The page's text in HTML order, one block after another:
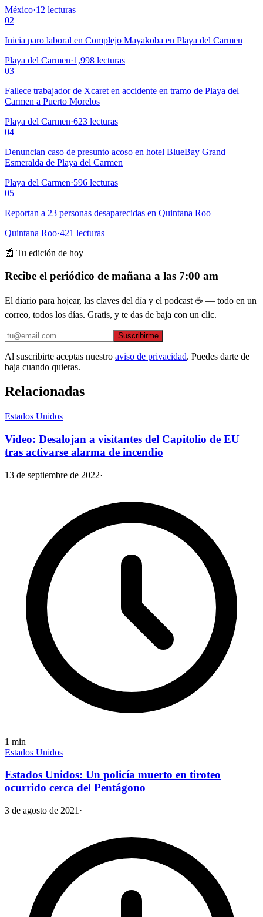
México·12 lecturas
02
Inicia paro laboral en Complejo Mayakoba en Playa del Carmen
Playa del Carmen·1,998 lecturas
03
Fallece trabajador de Xcaret en accidente en tramo de Playa del
Carmen a Puerto Morelos
Playa del Carmen·623 lecturas
04
Denuncian caso de presunto acoso en hotel BlueBay Grand
Esmeralda de Playa del Carmen
Playa del Carmen·596 lecturas
05
Reportan a 23 personas desaparecidas en Quintana Roo
Quintana Roo·421 lecturas
📰 Tu edición de hoy
Recibe el periódico de mañana a las 7:00 am
El diario para hojear, las claves del día y el podcast ☕ — todo en un
correo, todos los días. Gratis, y te das de baja con un clic.
Suscribirme
Al suscribirte aceptas nuestro aviso de privacidad. Puedes darte de
baja cuando quieras.
Relacionadas
Estados Unidos
Video: Desalojan a visitantes del Capitolio de EU
tras activarse alarma de incendio
13 de septiembre de 2022·
1 min
Estados Unidos
Estados Unidos: Un policía muerto en tiroteo
ocurrido cerca del Pentágono
3 de agosto de 2021 ·